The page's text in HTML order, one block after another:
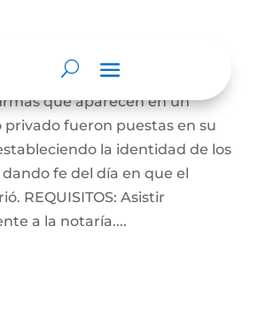
notario da testimonio escrito
que aparecen en un
fueron puestas en su
la identidad de los
fe del día en que el
REQUISITOS: Asistir
a la notaría....